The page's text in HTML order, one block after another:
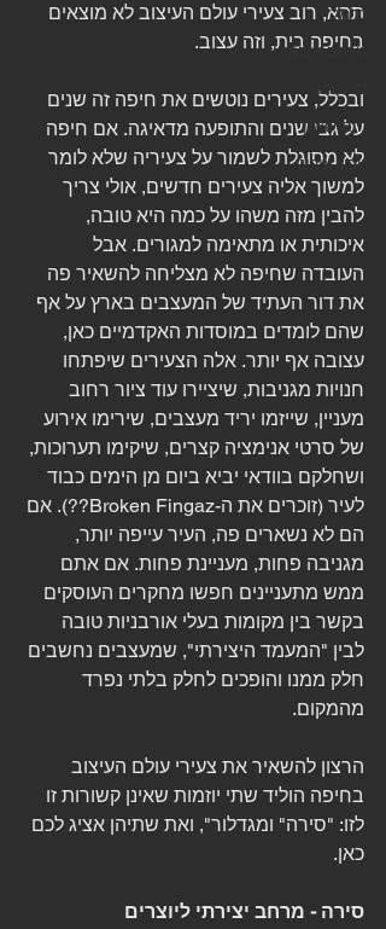
כרמל
מרחב ציבורי
תחבורה
נווה שאנן
טבע עירוני
תהא, רוב צעירי עולם העיצוב לא מוצאים
בחיפה בית, וזה עצוב.
ובכלל, צעירים נוטשים את חיפה זה שנים
על גבי שנים והתופעה מדאיגה. אם חיפה
לא מסוגלת לשמור על צעיריה שלא לומר
למשוך אליה צעירים חדשים, אולי צריך
להבין מזה משהו על כמה היא טובה,
איכותית או מתאימה למגורים. אבל
העובדה שחיפה לא מצליחה להשאיר פה
את דור העתיד של המעצבים בארץ על אף
שהם לומדים במוסדות האקדמיים כאן,
עצובה אף יותר. אלה הצעירים שיפתחו
חנויות מגניבות, שיציירו עוד ציור רחוב
מעניין, שייזמו יריד מעצבים, שירימו אירוע
של סרטי אנימציה קצרים, שיקימו תערוכות,
ושחלקם בוודאי יביא ביום מן הימים כבוד
לעיר (זוכרים את ה-Broken Fingaz??). אם
הם לא נשארים פה, העיר עייפה יותר,
מגניבה פחות, מעניינת פחות. אם אתם
ממש מתעניינים חפשו מחקרים העוסקים
בקשר בין מקומות בעלי אורבניות טובה
לבין "המעמד היצירתי", שמעצבים נחשבים
חלק ממנו והופכים לחלק בלתי נפרד
מהמקום.
הרצון להשאיר את צעירי עולם העיצוב
בחיפה הוליד שתי יוזמות שאינן קשורות זו
לזו: "סירה" ומגדלור", ואת שתיהן אציג לכם
כאן.
סירה - מרחב יצירתי ליוצרים